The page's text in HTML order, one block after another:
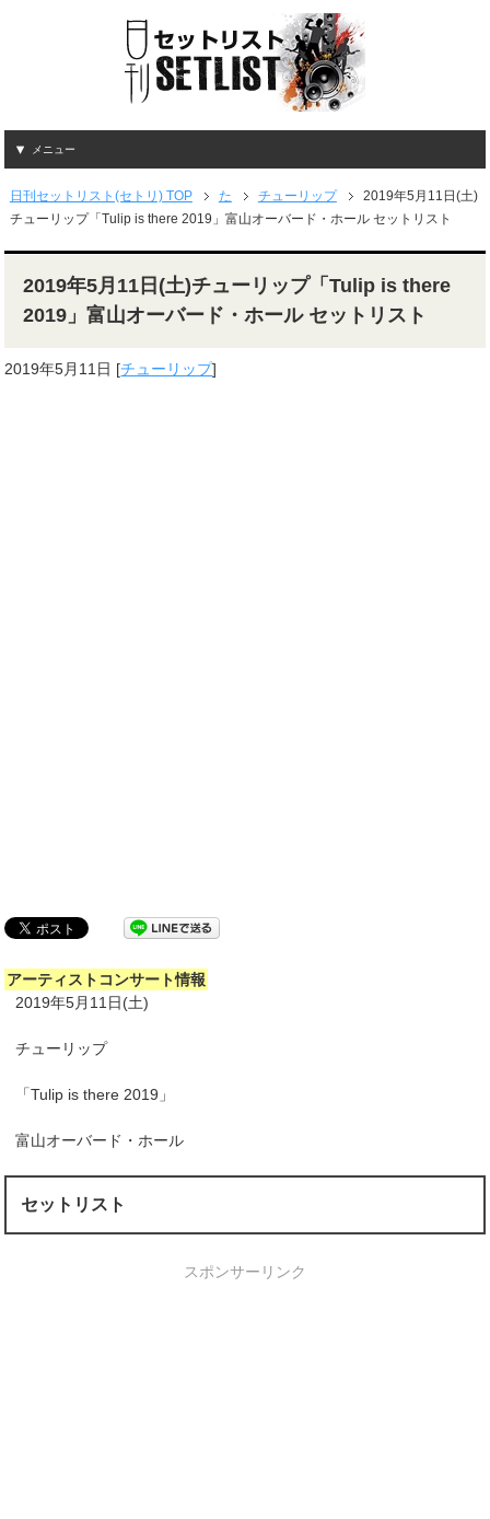
メニュー
日刊セットリスト(セトリ) TOP た チューリップ
2019年5月11日(土)
チューリップ「Tulip is there 2019」富山オーバード・ホール セットリスト
2019年5月11日(土)チューリップ「Tulip is there
2019」富山オーバード・ホール セットリスト
2019年5月11日 [チューリップ]
アーティストコンサート情報
2019年5月11日(土)
チューリップ
「Tulip is there 2019」
富山オーバード・ホール
セットリスト
スポンサーリンク